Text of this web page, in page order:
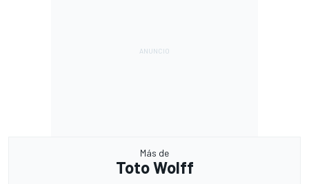
Más de
Toto Wolff